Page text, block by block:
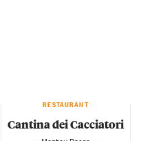
RESTAURANT
Cantina dei Cacciatori